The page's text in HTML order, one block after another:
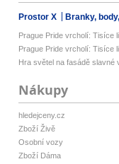
Prostor X Branky,
Prague Pride vrcholí: Tisíce
Prague Pride vrcholí: Tisíce
Hra světel na fasádě slavné
Nákupy
hledejceny.cz
Zboží Živě
Osobní vozy
Zboží Dáma